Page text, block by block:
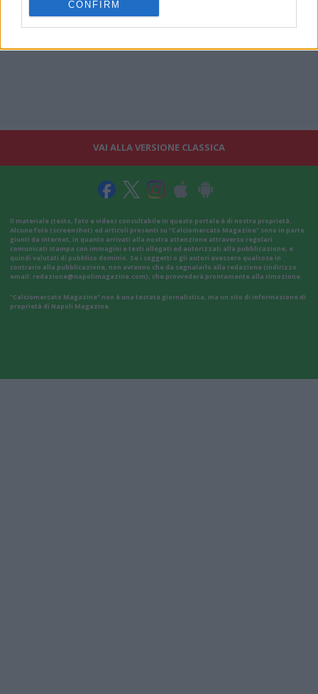
CONFIRM
VAI ALLA VERSIONE CLASSICA
Il materiale (testo, foto e video) consultabile in questo portale è di nostra proprietà.
Alcune foto (screenshot) ed articoli presenti su "Calciomercato Magazine" sono in parte
giunti da internet, in quanto arrivati alla nostra attenzione attraverso regolari
comunicati stampa con immagini e testi allegati ed autorizzati alla pubblicazione, e
quindi valutati di pubblico dominio. Se i soggetti o gli autori avessero qualcosa in
contrario alla pubblicazione, non avranno che da segnalarlo alla redazione (indirizzo
email: redazione@napolimagazine.com), che provvederà prontamente alla rimozione.
"Calciomercato Magazine" non è una testata giornalistica, ma un sito di informazione di
proprietà di Napoli Magazine.